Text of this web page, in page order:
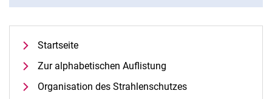
Startseite
Zur alphabetischen Auflistung
Organisation des Strahlenschutzes